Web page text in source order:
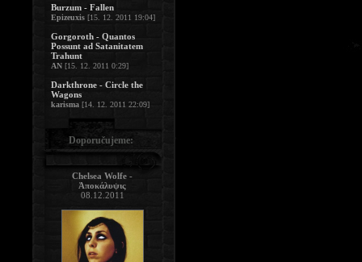
Burzum - Fallen
Epizeuxis [15. 12. 2011 19:04]
Gorgoroth - Quantos
Possunt ad Satanitatem
Trahunt
AN [15. 12. 2011 0:29]
Darkthrone - Circle the
Wagons
karisma [14. 12. 2011 22:09]
Doporučujeme:
Chelsea Wolfe -
Ἀποκάλυψις
08.12.2011